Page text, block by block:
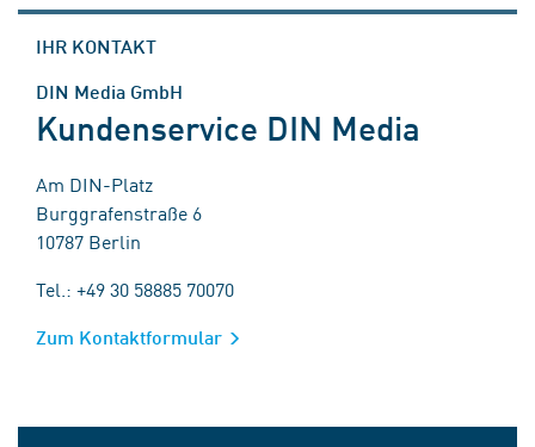
IHR KONTAKT
DIN Media GmbH
Kundenservice DIN Media
Am DIN-Platz
Burggrafenstraße 6
10787 Berlin
Tel.: +49 30 58885 70070
Zum Kontaktformular